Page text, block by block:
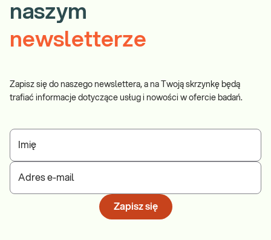
naszym
newsletterze
Zapisz się do naszego newslettera, a na Twoją skrzynkę będą
trafiać informacje dotyczące usług i nowości w ofercie badań.
Imię
Adres e-mail
Zapisz się